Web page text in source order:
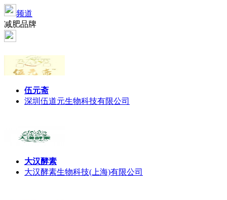
频道
减肥品牌
伍元斋
深圳伍道元生物科技有限公司
大汉酵素
大汉酵素生物科技(上海)有限公司